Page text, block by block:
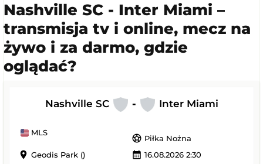
Nashville SC - Inter Miami –
transmisja tv i online, mecz na
żywo i za darmo, gdzie
oglądać?
Nashville SC - Inter Miami
MLS
sports_soccer Piłka Nożna
location_on Geodis Park () calendar_month 16.08.2026 2:30